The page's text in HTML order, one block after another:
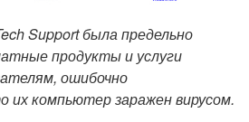
Support была предельно
продукты и услуги
ошибочно
их компьютер заражен вирусом.